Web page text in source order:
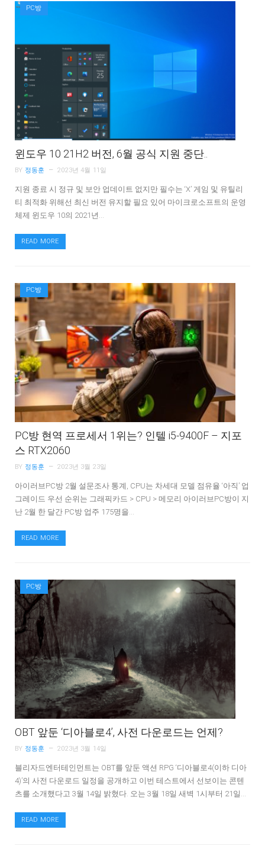
PC방
윈도우 10 21H2 버전, 6월 공식 지원 중단..
BY 정동훈 2023년 4월 11일
지원 종료 시 정규 및 보안 업데이트 없지만 필수는 ‘X’ 게임 및 유틸리
티 최적화 위해선 최신 버전 유지할 필요 있어 마이크로소프트의 운영
체제 윈도우 10의 2021년…
READ MORE
PC방
PC방 현역 프로세서 1위는? 인텔 i5-9400F – 지포
스 RTX2060
BY 정동훈 2023년 3월 23일
아이러브PC방 2월 설문조사 통계, CPU는 차세대 모델 점유율 ‘아직’ 업
그레이드 우선 순위는 그래픽카드 > CPU > 메모리 아이러브PC방이 지
난 2월 한 달간 PC방 업주 175명을…
READ MORE
PC방
OBT 앞둔 ‘디아블로4’, 사전 다운로드는 언제?
BY 정동훈 2023년 3월 14일
블리자드엔터테인먼트는 OBT를 앞둔 액션 RPG ‘디아블로4(이하 디아
4)’의 사전 다운로드 일정을 공개하고 이번 테스트에서 선보이는 콘텐
츠를 소개했다고 3월 14일 밝혔다. 오는 3월 18일 새벽 1시부터 21일…
READ MORE